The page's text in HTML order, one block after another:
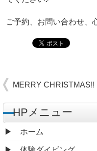
ご予約、お問い合わせ
MERRY CHRISTMAS!!
HPメニュー
ホーム